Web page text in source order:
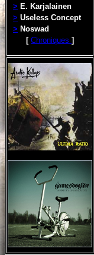
> E. Karjalainen
> Useless Concept
> Noswad
[ Chroniques ]